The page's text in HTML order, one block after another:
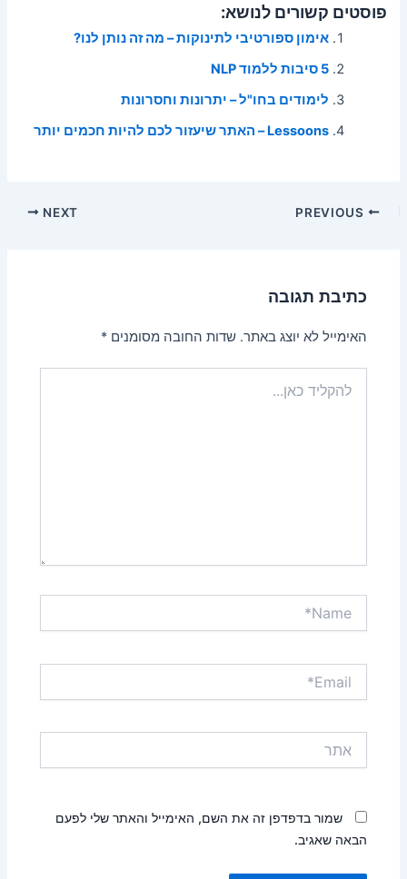
פוסטים קשורים לנושא:
אימון ספורטיבי לתינוקות – מה זה נותן לנו?
5 סיבות ללמוד NLP
לימודים בחו"ל – יתרונות וחסרונות
Lessoons – האתר שיעזור לכם להיות חכמים יותר
Post
NEXT
כתיבת תגובה
האימייל לא יוצג באתר. שדות החובה מסומנים*
כאן...
שמור בדפדפן זה את השם, האימייל והאתר שלי לפעם
הבאה שאגיב.